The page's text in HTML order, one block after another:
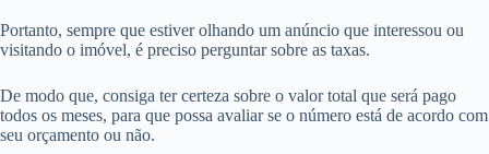
Portanto, sempre que estiver olhando um anúncio que interessou ou
visitando o imóvel, é preciso perguntar sobre as taxas.
De modo que, consiga ter certeza sobre o valor total que será pago
todos os meses, para que possa avaliar se o número está de acordo com
seu orçamento ou não.